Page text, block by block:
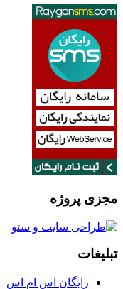
مجزی پروژه
تبلیغات
رایگان اس ام اس